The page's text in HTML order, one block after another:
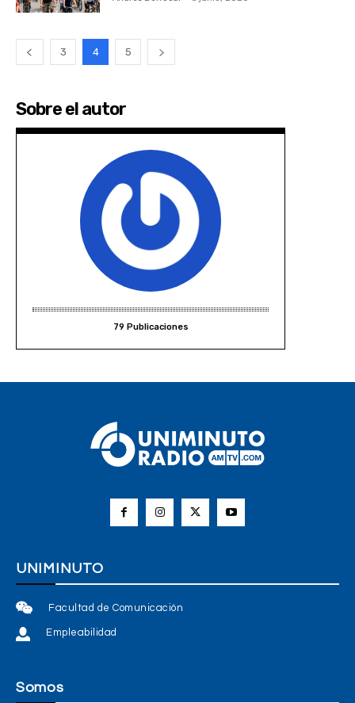
3 4 5
Sobre el autor
79 Publicaciones
UNIMINUTO
Facultad de Comunicación
Empleabilidad
Somos